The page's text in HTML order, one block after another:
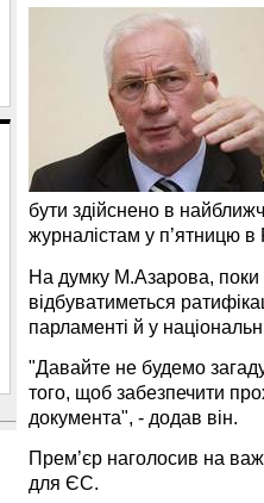
бути здійснено в
журналістам у п’ятницю в
На думку М.Азарова, поки
відбуватиметься
парламенті й у
"Давайте не будемо
того, щоб забезпечити
документа", - додав він.
Прем’єр наголосив на
для ЄС.